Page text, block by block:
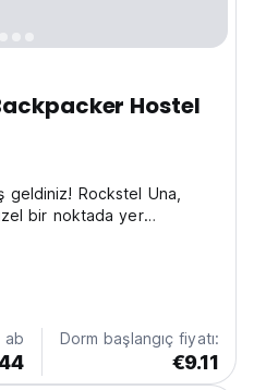
Hostel
geldiniz! Rockstel Una,
bir noktada yer
ab Dorm başlangıç fiyatı:
€9.11